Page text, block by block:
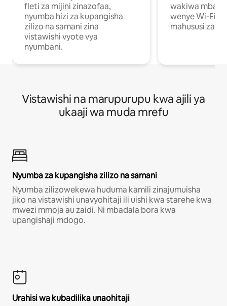
fleti za mijini zinazofaa,
nyumba hizi za kupangisha
zilizo na samani zina
vistawishi vyote vya
nyumbani.
wakiwa mbali
wenye Wi-Fi
mahususi za
Vistawishi na marupurupu kwa ajili ya
ukaaji wa muda mrefu
Nyumba za kupangisha zilizo na samani
Nyumba zilizowekewa huduma kamili zinajumuisha
jiko na vistawishi unavyohitaji ili uishi kwa starehe kwa
mwezi mmoja au zaidi. Ni mbadala bora kwa
upangishaji mdogo.
Urahisi wa kubadilika unaohitaji